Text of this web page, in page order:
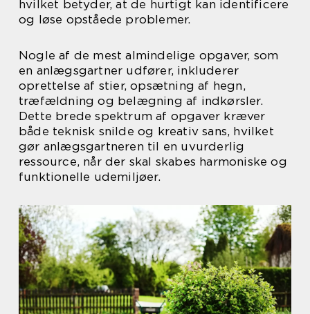
hvilket betyder, at de hurtigt kan identificere
og løse opståede problemer.
Nogle af de mest almindelige opgaver, som
en anlægsgartner udfører, inkluderer
oprettelse af stier, opsætning af hegn,
træfældning og belægning af indkørsler.
Dette brede spektrum af opgaver kræver
både teknisk snilde og kreativ sans, hvilket
gør anlægsgartneren til en uvurderlig
ressource, når der skal skabes harmoniske og
funktionelle udemiljøer.